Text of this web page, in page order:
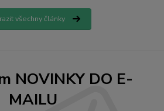
všechny články
NOVINKY DO E-
MAILU